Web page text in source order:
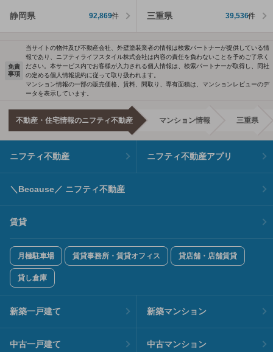
静岡県 92,869件 三重県 39,536件
免責
事項
当サイトの物件及び不動産会社、外壁塗装業者の情報は検索パートナーが提供している情
報であり、ニフティライフスタイル株式会社は内容の責任を負わないことを予めご了承く
ださい。本サービス内でお客様が入力される個人情報は、検索パートナーが取得し、同社
の定める個人情報規約に従って取り扱われます。
マンション情報の一部の販売価格、賃料、間取り、専有面積は、マンションレビューのデ
ータを表示しています。
不動産・住宅情報のニフティ不動産 マンション情報 三重県
ニフティ不動産 ニフティ不動産アプリ
＼Because／ ニフティ不動産
賃貸
月極駐車場 賃貸事務所・賃貸オフィス 貸店舗・店舗賃貸
貸し倉庫
新築一戸建て 新築マンション
中古一戸建て 中古マンション